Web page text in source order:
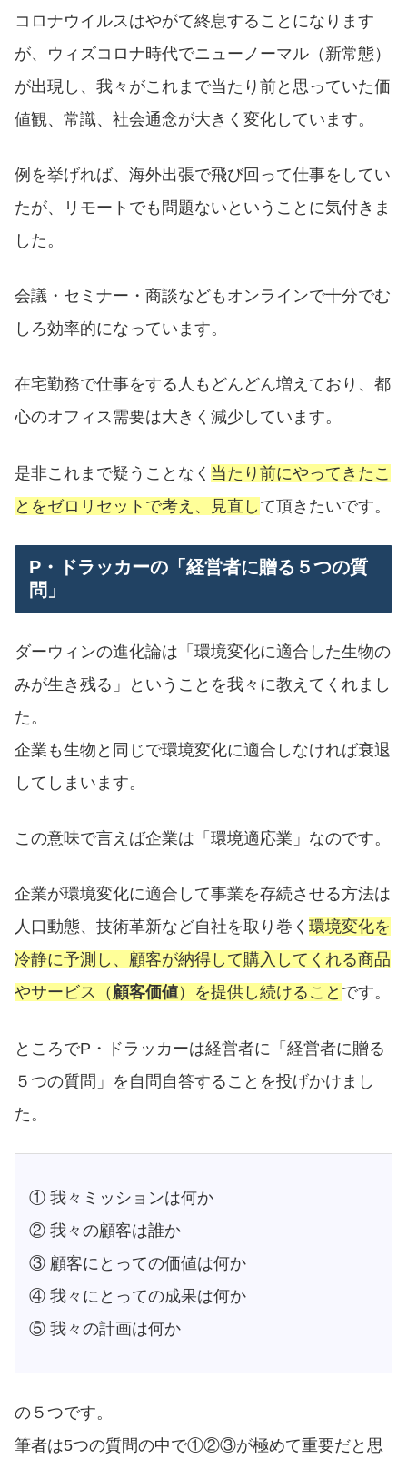
コロナウイルスはやがて終息することになります
が、ウィズコロナ時代でニューノーマル（新常態）
が出現し、我々がこれまで当たり前と思っていた価
値観、常識、社会通念が大きく変化しています。
例を挙げれば、海外出張で飛び回って仕事をしてい
たが、リモートでも問題ないということに気付きま
した。
会議・セミナー・商談などもオンラインで十分でむ
しろ効率的になっています。
在宅勤務で仕事をする人もどんどん増えており、都
心のオフィス需要は大きく減少しています。
是非これまで疑うことなく 当たり前にやってきたこ
とをゼロリセットで考え、見直し て頂きたいです。
P・ドラッカーの「経営者に贈る５つの質
問」
ダーウィンの進化論は「環境変化に適合した生物の
みが生き残る」ということを我々に教えてくれまし
た。
企業も生物と同じで環境変化に適合しなければ衰退
してしまいます。
この意味で言えば企業は「環境適応業」なのです。
企業が環境変化に適合して事業を存続させる方法は
人口動態、技術革新など自社を取り巻く 環境変化を
冷静に予測し、顧客が納得して購入してくれる商品
やサービス（ 顧客価値）を提供し続けること です。
ところでP・ドラッカーは経営者に「経営者に贈る
５つの質問」を自問自答することを投げかけまし
た。
① 我々ミッションは何か
② 我々の顧客は誰か
③ 顧客にとっての価値は何か
④ 我々にとっての成果は何か
⑤ 我々の計画は何か
の５つです。
筆者は5つの質問の中で①②③が極めて重要だと思